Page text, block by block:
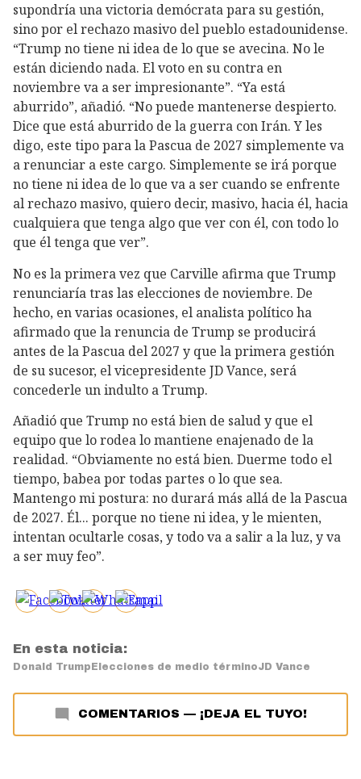
supondría una victoria demócrata para su gestión,
sino por el rechazo masivo del pueblo estadounidense.
“Trump no tiene ni idea de lo que se avecina. No le
están diciendo nada. El voto en su contra en
noviembre va a ser impresionante”. “Ya está
aburrido”, añadió. “No puede mantenerse despierto.
Dice que está aburrido de la guerra con Irán. Y les
digo, este tipo para la Pascua de 2027 simplemente va
a renunciar a este cargo. Simplemente se irá porque
no tiene ni idea de lo que va a ser cuando se enfrente
al rechazo masivo, quiero decir, masivo, hacia él, hacia
cualquiera que tenga algo que ver con él, con todo lo
que él tenga que ver”.
No es la primera vez que Carville afirma que Trump
renunciaría tras las elecciones de noviembre. De
hecho, en varias ocasiones, el analista político ha
afirmado que la renuncia de Trump se producirá
antes de la Pascua del 2027 y que la primera gestión
de su sucesor, el vicepresidente JD Vance, será
concederle un indulto a Trump.
Añadió que Trump no está bien de salud y que el
equipo que lo rodea lo mantiene enajenado de la
realidad. “Obviamente no está bien. Duerme todo el
tiempo, babea por todas partes o lo que sea.
Mantengo mi postura: no durará más allá de la Pascua
de 2027. Él... porque no tiene ni idea, y le mienten,
intentan ocultarle cosas, y todo va a salir a la luz, y va
a ser muy feo”.
En esta noticia:
Donald Trump Elecciones de medio términoJD Vance
COMENTARIOS — ¡DEJA EL TUYO!